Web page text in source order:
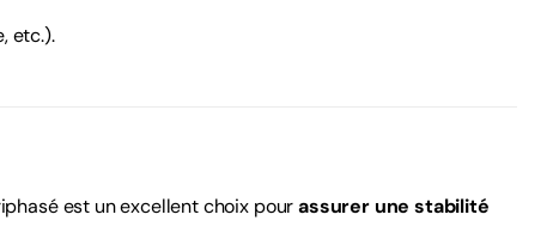
etc.).
est un excellent choix pourassurer une stabilité